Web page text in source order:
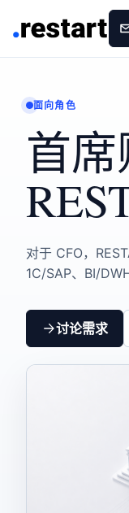
面向角色
首
对于 CFO，
1C/SAP、BI/
讨论需求